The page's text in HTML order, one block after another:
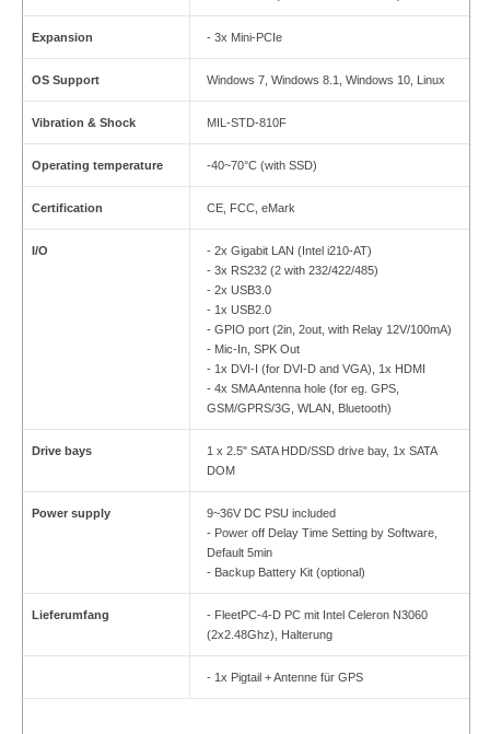
Expansion - 3x Mini-PCIe
OS Support Windows 7, Windows 8.1, Windows 10, Linux
Vibration & Shock MIL-STD-810F
Operating temperature -40~70°C (with SSD)
Certification CE, FCC, eMark
I/O
- 2x Gigabit LAN (Intel i210-AT)
- 3x RS232 (2 with 232/422/485)
- 2x USB3.0
- 1x USB2.0
- GPIO port (2in, 2out, with Relay 12V/100mA)
- Mic-In, SPK Out
- 1x DVI-I (for DVI-D and VGA), 1x HDMI
- 4x SMA Antenna hole (for eg. GPS,
GSM/GPRS/3G, WLAN, Bluetooth)
Drive bays
1 x 2.5" SATA HDD/SSD drive bay, 1x SATA
DOM
Power supply
9~36V DC PSU included
- Power off Delay Time Setting by Software,
Default 5min
- Backup Battery Kit (optional)
Lieferumfang
- FleetPC-4-D PC mit Intel Celeron N3060
(2x2.48Ghz), Halterung
- 1x Pigtail + Antenne für GPS